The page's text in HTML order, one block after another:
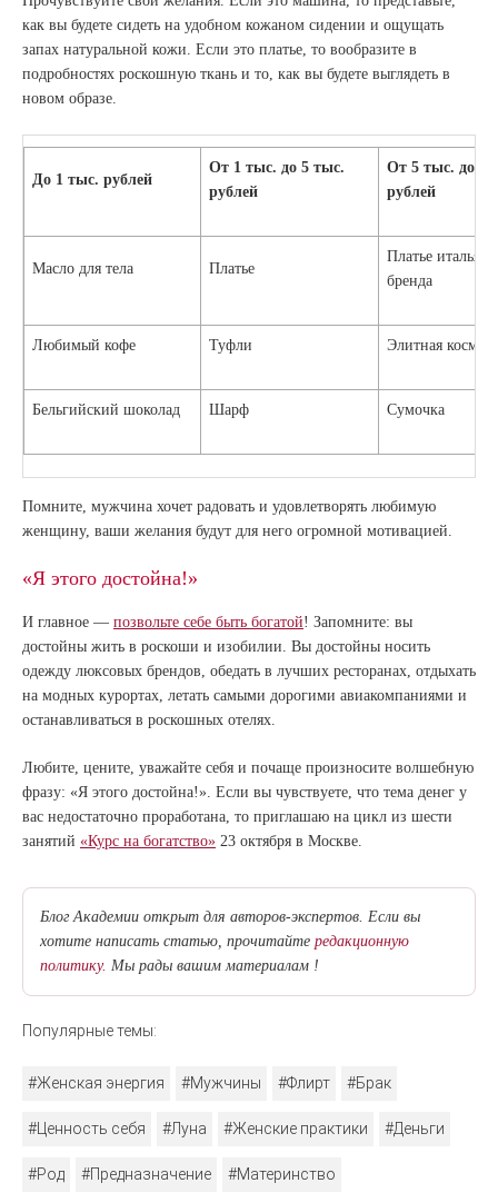
как вы будете сидеть на удобном кожаном сидении и ощущать
запах натуральной кожи. Если это платье, то вообразите в
подробностях роскошную ткань и то, как вы будете выглядеть в
новом образе.
До 1 тыс. рублей
От 1 тыс. до 5 тыс.
рублей
От 5 тыс. до
рублей
Масло для тела Платье
Платье
бренда
Любимый кофе Туфли Элитная
Бельгийский шоколад Шарф Сумочка
Помните, мужчина хочет радовать и удовлетворять любимую
женщину, ваши желания будут для него огромной мотивацией.
«Я этого достойна!»
И главное — позвольте себе быть богатой! Запомните: вы
достойны жить в роскоши и изобилии. Вы достойны носить
одежду люксовых брендов, обедать в лучших ресторанах, отдыхать
на модных курортах, летать самыми дорогими авиакомпаниями и
останавливаться в роскошных отелях.
Любите, цените, уважайте себя и почаще произносите волшебную
фразу: «Я этого достойна!». Если вы чувствуете, что тема денег у
вас недостаточно проработана, то приглашаю на цикл из шести
занятий «Курс на богатство» 23 октября в Москве.
Блог Академии открыт для авторов-экспертов. Если вы
хотите написать статью, прочитайте редакционную
политику. Мы рады вашим материалам !
Популярные темы:
#Женская энергия #Мужчины #Флирт #Брак
#Ценность себя #Луна #Женские практики #Деньги
#Род #Предназначение #Материнство